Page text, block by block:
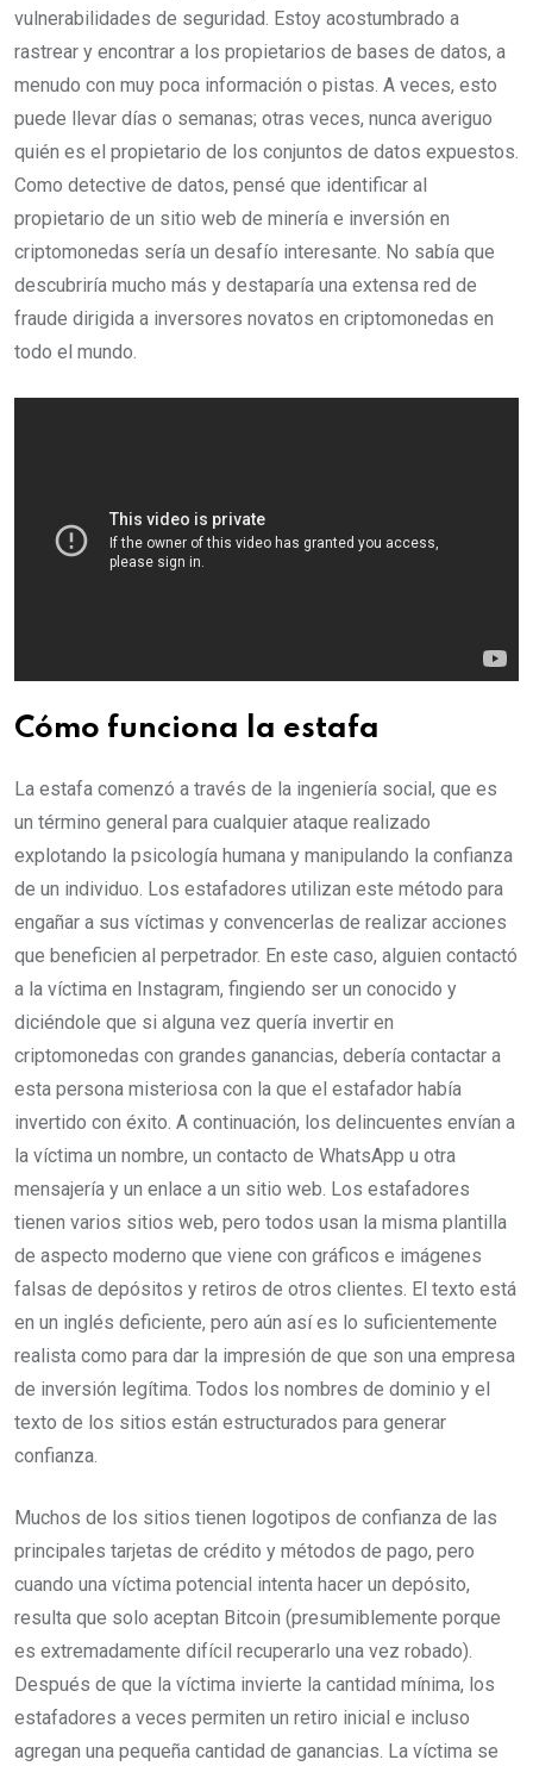
vulnerabilidades de seguridad. Estoy acostumbrado a
rastrear y encontrar a los propietarios de bases de datos, a
menudo con muy poca información o pistas. A veces, esto
puede llevar días o semanas; otras veces, nunca averiguo
quién es el propietario de los conjuntos de datos expuestos.
Como detective de datos, pensé que identificar al
propietario de un sitio web de minería e inversión en
criptomonedas sería un desafío interesante. No sabía que
descubriría mucho más y destaparía una extensa red de
fraude dirigida a inversores novatos en criptomonedas en
todo el mundo.
Cómo funciona la estafa
La estafa comenzó a través de la ingeniería social, que es
un término general para cualquier ataque realizado
explotando la psicología humana y manipulando la confianza
de un individuo. Los estafadores utilizan este método para
engañar a sus víctimas y convencerlas de realizar acciones
que beneficien al perpetrador. En este caso, alguien contactó
a la víctima en Instagram, fingiendo ser un conocido y
diciéndole que si alguna vez quería invertir en
criptomonedas con grandes ganancias, debería contactar a
esta persona misteriosa con la que el estafador había
invertido con éxito. A continuación, los delincuentes envían a
la víctima un nombre, un contacto de WhatsApp u otra
mensajería y un enlace a un sitio web. Los estafadores
tienen varios sitios web, pero todos usan la misma plantilla
de aspecto moderno que viene con gráficos e imágenes
falsas de depósitos y retiros de otros clientes. El texto está
en un inglés deficiente, pero aún así es lo suficientemente
realista como para dar la impresión de que son una empresa
de inversión legítima. Todos los nombres de dominio y el
texto de los sitios están estructurados para generar
confianza.
Muchos de los sitios tienen logotipos de confianza de las
principales tarjetas de crédito y métodos de pago, pero
cuando una víctima potencial intenta hacer un depósito,
resulta que solo aceptan Bitcoin (presumiblemente porque
es extremadamente difícil recuperarlo una vez robado).
Después de que la víctima invierte la cantidad mínima, los
estafadores a veces permiten un retiro inicial e incluso
agregan una pequeña cantidad de ganancias. La víctima se